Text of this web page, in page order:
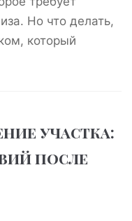
Но что делать,
который
участка:
после